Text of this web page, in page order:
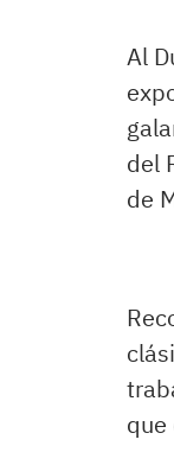
Al
del
de
que